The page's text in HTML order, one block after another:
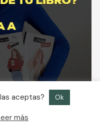
aceptas? Ok
más